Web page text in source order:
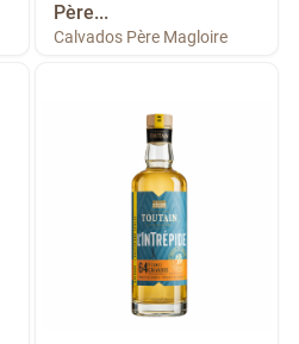
Père...
Calvados Père Magloire